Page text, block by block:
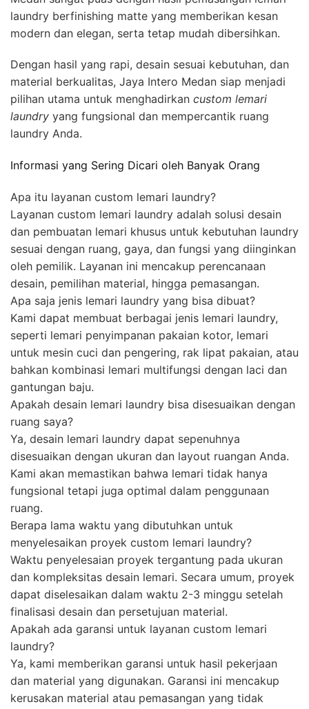
laundry berfinishing matte yang memberikan kesan
modern dan elegan, serta tetap mudah dibersihkan.
Dengan hasil yang rapi, desain sesuai kebutuhan, dan
material berkualitas, Jaya Intero Medan siap menjadi
pilihan utama untuk menghadirkan custom lemari
laundry yang fungsional dan mempercantik ruang
laundry Anda.
Informasi yang Sering Dicari oleh Banyak Orang
Apa itu layanan custom lemari laundry?
Layanan custom lemari laundry adalah solusi desain
dan pembuatan lemari khusus untuk kebutuhan laundry
sesuai dengan ruang, gaya, dan fungsi yang diinginkan
oleh pemilik. Layanan ini mencakup perencanaan
desain, pemilihan material, hingga pemasangan.
Apa saja jenis lemari laundry yang bisa dibuat?
Kami dapat membuat berbagai jenis lemari laundry,
seperti lemari penyimpanan pakaian kotor, lemari
untuk mesin cuci dan pengering, rak lipat pakaian, atau
bahkan kombinasi lemari multifungsi dengan laci dan
gantungan baju.
Apakah desain lemari laundry bisa disesuaikan dengan
ruang saya?
Ya, desain lemari laundry dapat sepenuhnya
disesuaikan dengan ukuran dan layout ruangan Anda.
Kami akan memastikan bahwa lemari tidak hanya
fungsional tetapi juga optimal dalam penggunaan
ruang.
Berapa lama waktu yang dibutuhkan untuk
menyelesaikan proyek custom lemari laundry?
Waktu penyelesaian proyek tergantung pada ukuran
dan kompleksitas desain lemari. Secara umum, proyek
dapat diselesaikan dalam waktu 2-3 minggu setelah
finalisasi desain dan persetujuan material.
Apakah ada garansi untuk layanan custom lemari
laundry?
Ya, kami memberikan garansi untuk hasil pekerjaan
dan material yang digunakan. Garansi ini mencakup
kerusakan material atau pemasangan yang tidak